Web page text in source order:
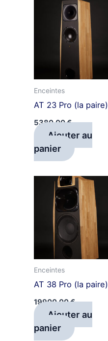
Enceintes
AT 23 Pro (la paire)
5380,00€
Ajouter au
panier
Enceintes
AT 38 Pro (la paire)
19900,00€
Ajouter au
panier